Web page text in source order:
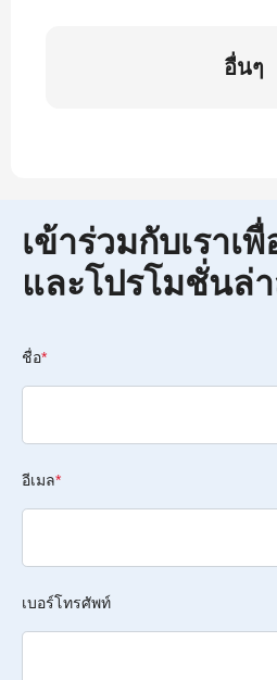
อื่นๆ
เข้าร่วมกับเราเ
และโปรโมชั่นล่
ชื่อ*
อีเมล*
เบอร์โทรศัพท์